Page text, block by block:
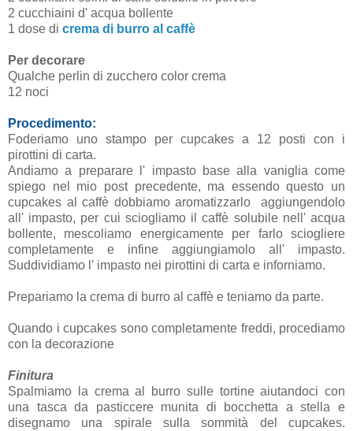
2 cucchiaini d' acqua bollente
1 dose di crema di burro al caffè
Per decorare
Qualche perlin di zucchero color crema
12 noci
Procedimento:
Foderiamo uno stampo per cupcakes a 12 posti con i
pirottini di carta.
Andiamo a preparare l' impasto base alla vaniglia come
spiego nel mio post precedente, ma essendo questo un
cupcakes al caffè dobbiamo aromatizzarlo aggiungendolo
all' impasto, per cui sciogliamo il caffè solubile nell' acqua
bollente, mescoliamo energicamente per farlo sciogliere
completamente e infine aggiungiamolo all' impasto.
Suddividiamo l' impasto nei pirottini di carta e inforniamo.
Prepariamo la crema di burro al caffè e teniamo da parte.
Quando i cupcakes sono completamente freddi, procediamo
con la decorazione
Finitura
Spalmiamo la crema al burro sulle tortine aiutandoci con
una tasca da pasticcere munita di bocchetta a stella e
disegnamo una spirale sulla sommità del cupcakes.